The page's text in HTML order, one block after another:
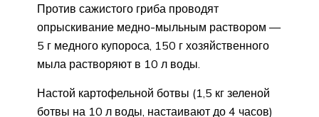
Против сажистого гриба проводят
опрыскивание медно-мыльным раствором —
5 г медного купороса, 150 г хозяйственного
мыла растворяют в 10 л воды.
Настой картофельной ботвы (1,5 кг зеленой
ботвы на 10 л воды, настаивают до 4 часов)